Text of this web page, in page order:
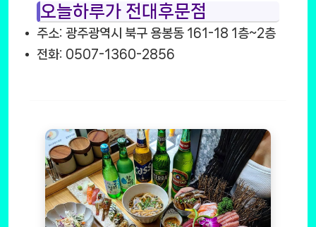
오늘하루가 전대후문점
주소: 광주광역시 북구 용봉동 161-18 1층~2층
전화: 0507-1360-2856